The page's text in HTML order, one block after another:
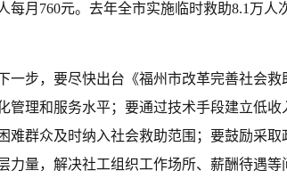
每月760元。去年全市实施临时救助8.1万人
一步，要尽快出台《福州市改革完善社会
管理和服务水平；要通过技术手段建立低
难群众及时纳入社会救助范围；要鼓励采
力量，解决社工组织工作场所、薪酬待遇等